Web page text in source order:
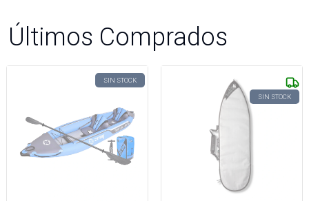
Últimos Comprados
SIN STOCK
SIN STOCK